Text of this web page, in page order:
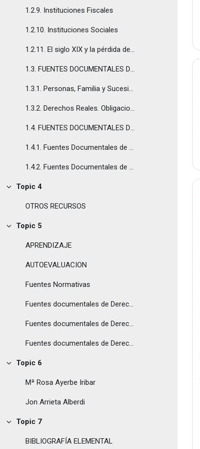
1.2.9. Instituciones Fiscales
1.2.10. Instituciones Sociales
1.2.11. El siglo XIX y la pérdida de la foralidad
1.3. FUENTES DOCUMENTALES DE DERECHO PRIVADO O...
1.3.1. Personas, Familia y Sucesiones
1.3.2. Derechos Reales. Obligaciones y Contratos
1.4. FUENTES DOCUMENTALES DE DERECHO PENAL Y PRO...
1.4.1. Fuentes Documentales de Derecho Penal
1.4.2. Fuentes Documentales de Derecho Procesal
Colapsar
Topic 4
OTROS RECURSOS
Colapsar
Topic 5
APRENDIZAJE
AUTOEVALUACION
Fuentes Normativas
Fuentes documentales de Derecho Público
Fuentes documentales de Derecho Privado
Fuentes documentales de Derecho Penal o Procesal
Colapsar
Topic 6
Mª Rosa Ayerbe Iribar
Jon Arrieta Alberdi
Colapsar
Topic 7
BIBLIOGRAFÍA ELEMENTAL